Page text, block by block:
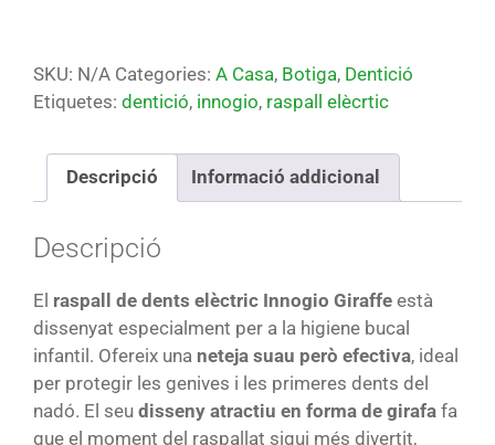
SKU: N/A Categories: A Casa, Botiga, Dentició
Etiquetes: dentició, innogio, raspall elècrtic
Descripció Informació addicional
Descripció
El raspall de dents elèctric Innogio Giraffe està
dissenyat especialment per a la higiene bucal
infantil. Ofereix una neteja suau però efectiva, ideal
per protegir les genives i les primeres dents del
nadó. El seu disseny atractiu en forma de girafa fa
que el moment del raspallat sigui més divertit,